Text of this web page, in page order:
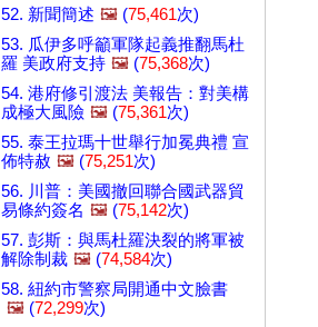
52. 新聞簡述 🖼️ (75,461次)
53. 瓜伊多呼籲軍隊起義推翻馬杜
羅 美政府支持 🖼️ (75,368次)
54. 港府修引渡法 美報告：對美構
成極大風險 🖼️ (75,361次)
55. 泰王拉瑪十世舉行加冕典禮 宣
佈特赦 🖼️ (75,251次)
56. 川普：美國撤回聯合國武器貿
易條約簽名 🖼️ (75,142次)
57. 彭斯：與馬杜羅決裂的將軍被
解除制裁 🖼️ (74,584次)
58. 紐約市警察局開通中文臉書
🖼️ (72,299次)